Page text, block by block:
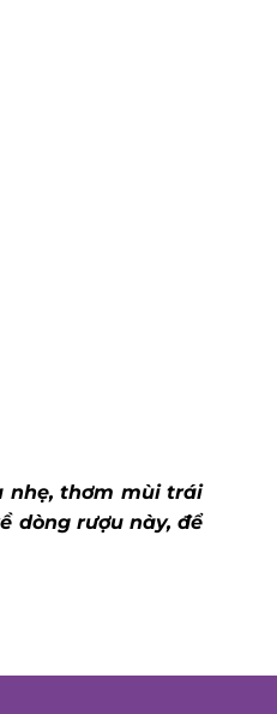
nhẹ, thơm mùi trái
dòng rượu này, để